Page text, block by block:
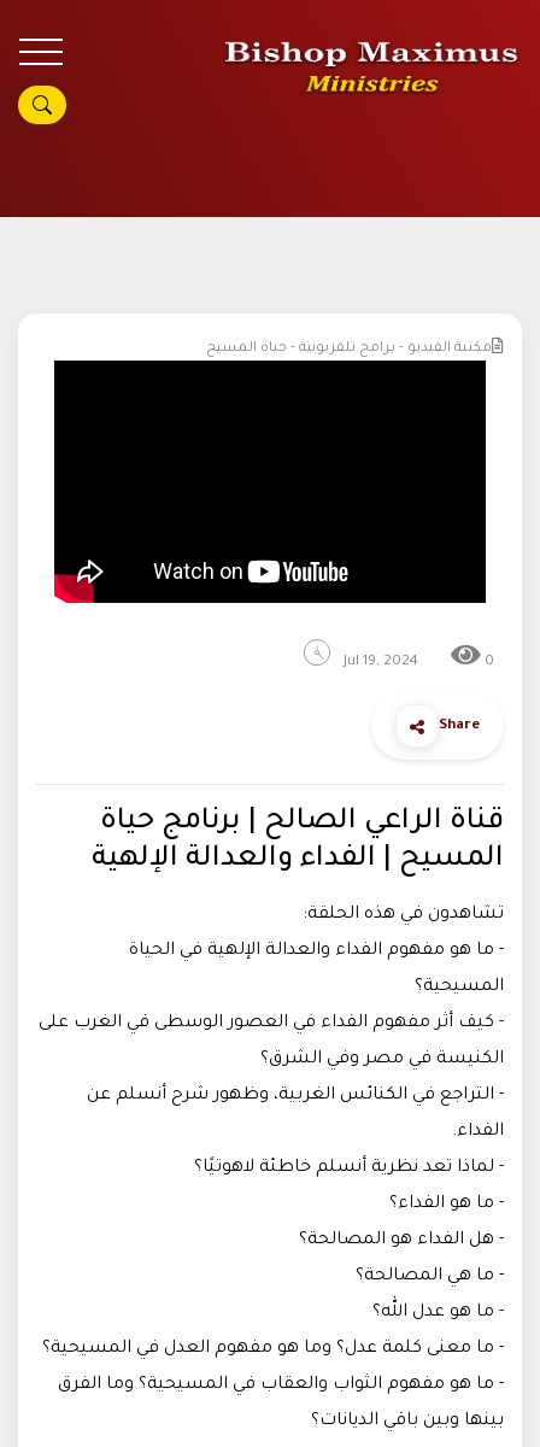
مكتبة الفيديو - برامج تلفزيونية - حياة المسيح
Jul 19, 2024 0
Share
قناة الراعي الصالح | برنامج حياة
المسيح | الفداء والعدالة الإلهية
تشاهدون في هذه الحلقة:
- ما هو مفهوم الفداء والعدالة الإلهية في الحياة
المسيحية؟
- كيف أثر مفهوم الفداء في العصور الوسطى في الغرب على
الكنيسة في مصر وفي الشرق؟
- التراجع في الكنائس الغربية، وظهور شرح أنسلم عن
الفداء.
- لماذا تعد نظرية أنسلم خاطئة لاهوتيًا؟
- ما هو الفداء؟
- هل الفداء هو المصالحة؟
- ما هي المصالحة؟
- ما هو عدل الله؟
- ما معنى كلمة عدل؟ وما هو مفهوم العدل في المسيحية؟
- ما هو مفهوم الثواب والعقاب في المسيحية؟ وما الفرق
بينها وبين باقي الديانات؟